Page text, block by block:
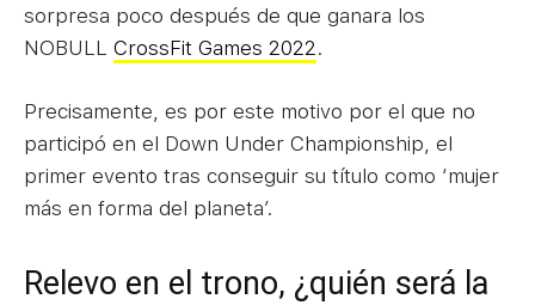
sorpresa poco después de que ganara los
NOBULL CrossFit Games 2022.
Precisamente, es por este motivo por el que no
participó en el Down Under Championship, el
primer evento tras conseguir su título como ‘mujer
más en forma del planeta’.
Relevo en el trono, ¿quién será la